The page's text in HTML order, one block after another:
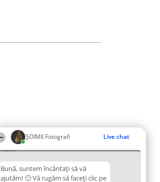
ȘOIMII Fotografi Live chat
22:53
Bună, suntem încântați să vă
ajutăm! 🙂 Vă rugăm să faceți clic pe